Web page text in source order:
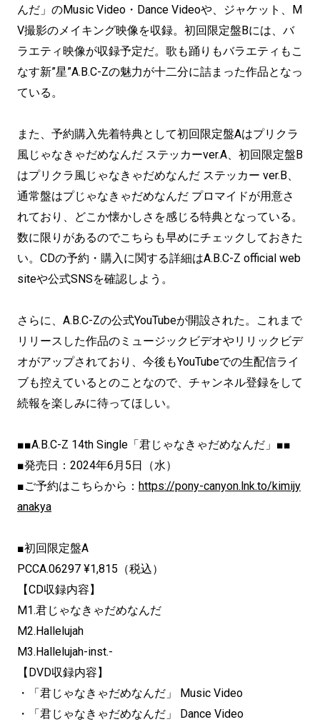
んだ」のMusic Video・Dance Videoや、ジャケット、M
V撮影のメイキング映像を収録。初回限定盤Bには、バ
ラエティ映像が収録予定だ。歌も踊りもバラエティもこ
なす新”星”A.B.C-Zの魅力が十二分に詰まった作品となっ
ている。
また、予約購入先着特典として初回限定盤Aはプリクラ
風じゃなきゃだめなんだ ステッカーver.A、初回限定盤B
はプリクラ風じゃなきゃだめなんだ ステッカー ver.B、
通常盤はプじゃなきゃだめなんだ プロマイドが用意さ
れており、どこか懐かしさを感じる特典となっている。
数に限りがあるのでこちらも早めにチェックしておきた
い。CDの予約・購入に関する詳細はA.B.C-Z official web
siteや公式SNSを確認しよう。
さらに、A.B.C-Zの公式YouTubeが開設された。これまで
リリースした作品のミュージックビデオやリリックビデ
オがアップされており、今後もYouTubeでの生配信ライ
ブも控えているとのことなので、チャンネル登録をして
続報を楽しみに待ってほしい。
■■A.B.C-Z 14th Single「君じゃなきゃだめなんだ」■■
■発売日：2024年6月5日（水）
■ご予約はこちらから： https://pony-canyon.lnk.to/kimijy
anakya
■初回限定盤A
PCCA.06297 ¥1,815（税込）
【CD収録内容】
M1.君じゃなきゃだめなんだ
M2.Hallelujah
M3.Hallelujah-inst.-
【DVD収録内容】
・「君じゃなきゃだめなんだ」 Music Video
・「君じゃなきゃだめなんだ」 Dance Video